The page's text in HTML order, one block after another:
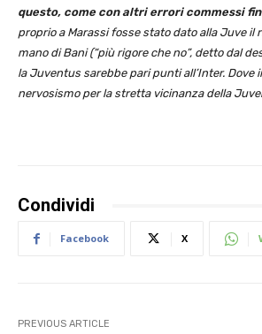
questo, come con altri errori commessi fin
proprio a Marassi fosse stato dato alla Juve il
mano di Bani (“più rigore che no”, detto dal
la Juventus sarebbe pari punti all’Inter. Dove
nervosismo per la stretta vicinanza della
Condividi
Facebook X
PREVIOUS ARTICLE